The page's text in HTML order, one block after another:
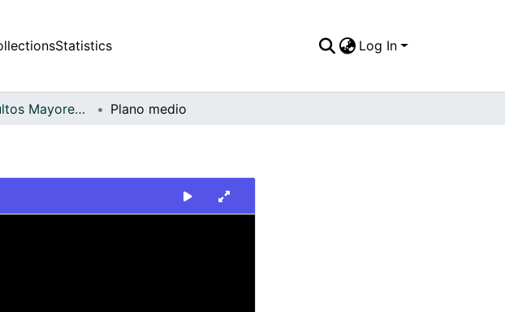
Statistics Log In
FCCV - Adultos Mayores - Patrimonial Plano medio